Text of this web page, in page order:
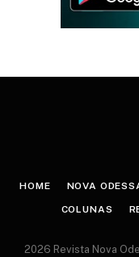
HOME NOVA
COLUNAS
2026 Revista Nova